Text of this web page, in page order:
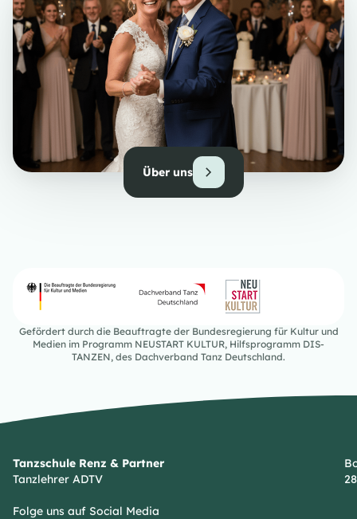
Über uns
Gefördert durch die Beauftragte der Bundesregierung für Kultur und
Medien im Programm NEUSTART KULTUR, Hilfsprogramm DIS-
TANZEN, des Dachverband Tanz Deutschland.
Tanzschule Renz & Partner
Tanzlehrer ADTV
Folge uns auf Social Media